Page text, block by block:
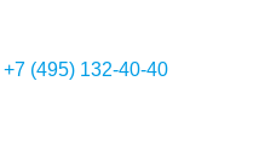
+7 (495) 132-40-40